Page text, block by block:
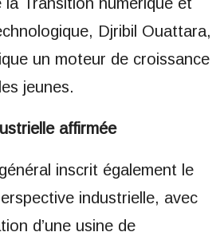
Djribil Ouattara,
un moteur de croissance
jeunes.
affirmée
inscrit également le
industrielle, avec
d’une usine de